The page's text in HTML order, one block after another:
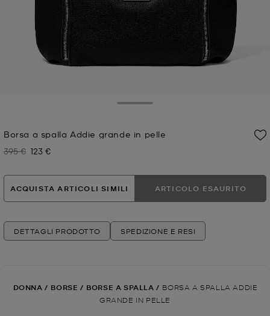
Borsa a spalla Addie grande in pelle
Prezzo iniziale
395 € Prezzo attuale
123 €
ACQUISTA ARTICOLI SIMILI ARTICOLO ESAURITO
DETTAGLI PRODOTTO SPEDIZIONE E RESI
DONNA / BORSE / BORSE A SPALLA / BORSA A SPALLA ADDIE
GRANDE IN PELLE